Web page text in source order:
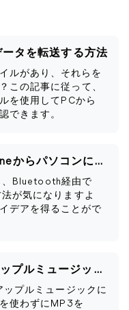
ータを転送する方法
ルがあり、それらを
この記事に従って、
を使用してPCから
できます。
Bluetooth（AirDrop）でiPhoneからパソコンに写真を送る方法
、Bluetooth経由で
が気になりますよ
デアを得ることがで
【iPhone】MP3ファイルをアップルミュージックに入れる方法
プルミュージックに
使わずにMP3を